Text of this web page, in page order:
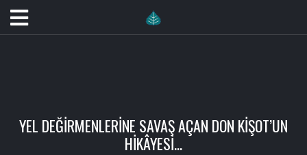
YEL DEĞIRMENLERINE SAVAŞ AÇAN DON KIŞOT’UN
HIKÂYESI…